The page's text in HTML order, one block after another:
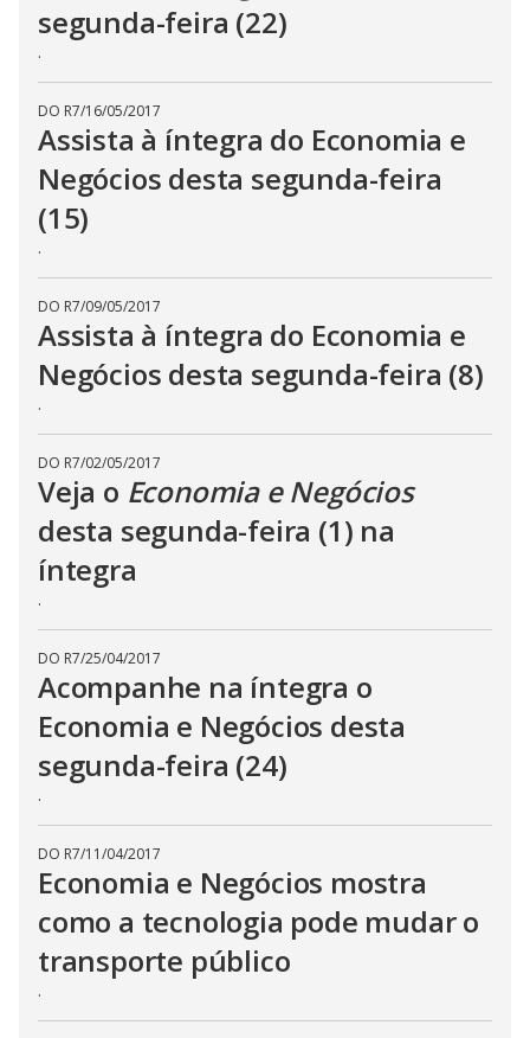
segunda-feira (22)
.
DO R7/16/05/2017
Assista à íntegra do Economia e
Negócios desta segunda-feira
(15)
.
DO R7/09/05/2017
Assista à íntegra do Economia e
Negócios desta segunda-feira (8)
.
DO R7/02/05/2017
Veja o Economia e Negócios
desta segunda-feira (1) na
íntegra
.
DO R7/25/04/2017
Acompanhe na íntegra o
Economia e Negócios desta
segunda-feira (24)
.
DO R7/11/04/2017
Economia e Negócios mostra
como a tecnologia pode mudar o
transporte público
.